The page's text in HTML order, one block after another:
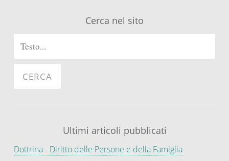
Cerca nel sito
Ultimi articoli pubblicati
Dottrina - Diritto delle Persone e della Famiglia